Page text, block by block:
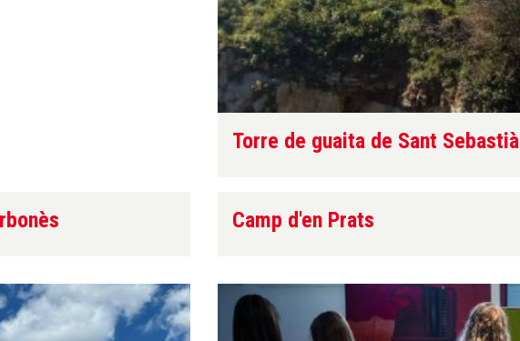
Torre de guaita de Sant Sebastià
Camp d'en Prats